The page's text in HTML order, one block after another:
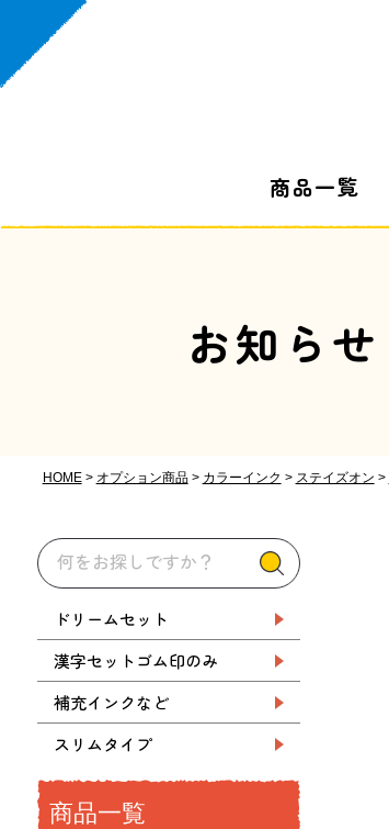
商品一覧
お知らせ
HOME オプション商品 カラーインク ステイズオン
ドリームセット
漢字セットゴム印のみ
補充インクなど
スリムタイプ
商品一覧